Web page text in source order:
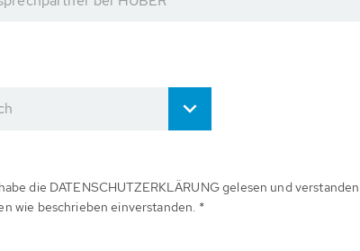
die DATENSCHUTZERKLÄRUNG gelesen und
wie beschrieben einverstanden. *